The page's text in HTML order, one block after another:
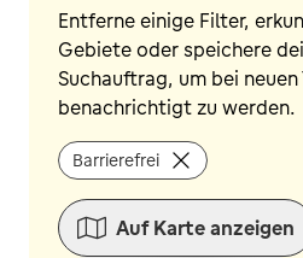
Entferne einige Filter,
Gebiete oder speichere
Suchauftrag, um bei
benachrichtigt zu werden.
Barrierefrei
Auf Karte anzeigen